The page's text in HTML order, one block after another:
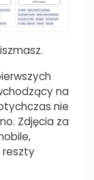
na
nie
Zdjęcia za
reszty